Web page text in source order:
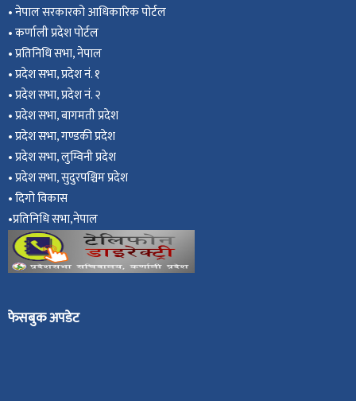
•नेपाल सरकारको आधिकारिक पोर्टल
•कर्णाली प्रदेश पोर्टल
•प्रतिनिधि सभा, नेपाल
•प्रदेश सभा, प्रदेश नं. १
•प्रदेश सभा, प्रदेश नं. २
•प्रदेश सभा, बागमती प्रदेश
•प्रदेश सभा, गण्डकी प्रदेश
•प्रदेश सभा, लुम्विनी प्रदेश
•प्रदेश सभा, सुदुरपश्चिम प्रदेश
•दिगो विकास
•प्रतिनिधि सभा,नेपाल
फेसबुक अपडेट